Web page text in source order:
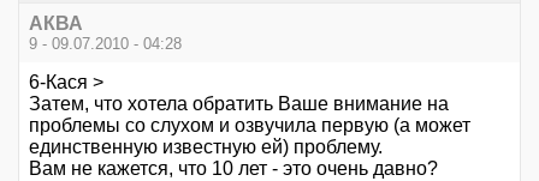
АКВА
9 - 09.07.2010 - 04:28
6-Кася >
Затем, что хотела обратить Ваше внимание на
проблемы со слухом и озвучила первую (а может
единственную известную ей) проблему.
Вам не кажется, что 10 лет - это очень давно?